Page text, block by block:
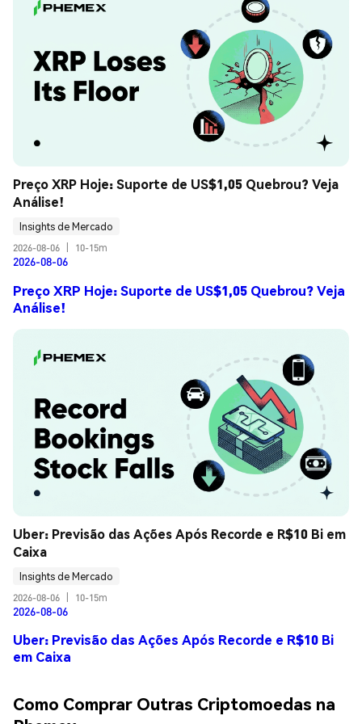
Preço XRP Hoje: Suporte de US$1,05 Quebrou? Veja
Análise!
Insights de Mercado
2026-08-06
10-15m
2026-08-06
Preço XRP Hoje: Suporte de US$1,05 Quebrou? Veja
Análise!
Uber: Previsão das Ações Após Recorde e R$10 Bi em
Caixa
Insights de Mercado
2026-08-06
10-15m
2026-08-06
Uber: Previsão das Ações Após Recorde e R$10 Bi
em Caixa
Como Comprar Outras Criptomoedas na